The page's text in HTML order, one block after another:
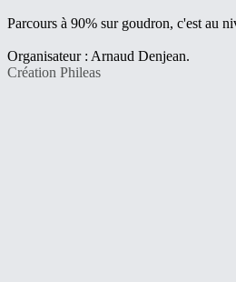
Parcours à 90% sur goudron, c'est au
Organisateur : Arnaud Denjean.
Création Phileas